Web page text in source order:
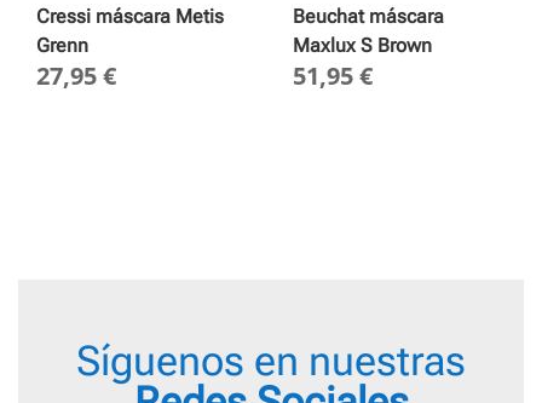
Cressi máscara Metis
Grenn
27,95€
Beuchat máscara
Maxlux S Brown
51,95€
Síguenos en nuestras